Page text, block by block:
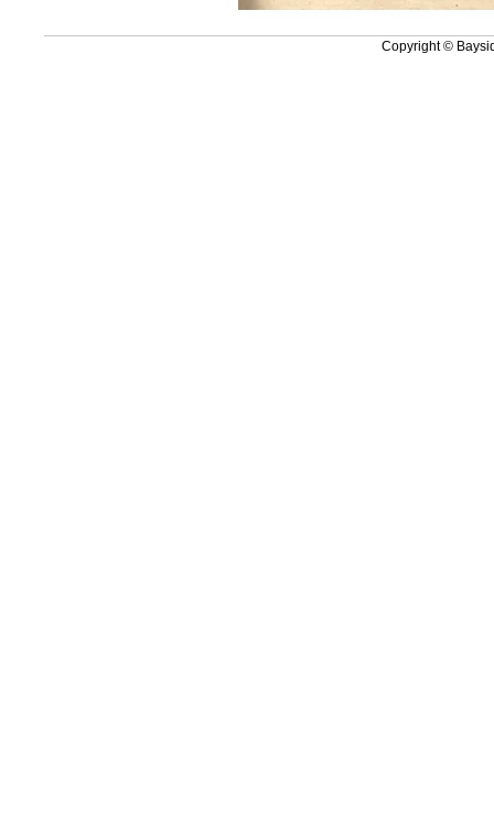
Copyright ©